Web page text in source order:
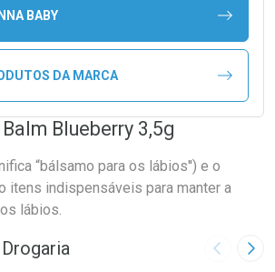
BABY
DA MARCA
Blueberry 3,5g
“bálsamo para os lábios'') e o
itens indispensáveis para manter a
lábios.
Imagem